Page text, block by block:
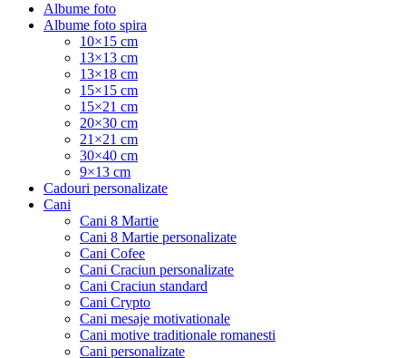
Albume foto
Albume foto spira
10×15 cm
13×13 cm
13×18 cm
15×15 cm
15×21 cm
20×30 cm
21×21 cm
30×40 cm
9×13 cm
Cadouri personalizate
Cani
Cani 8 Martie
Cani 8 Martie personalizate
Cani Cofee
Cani Craciun personalizate
Cani Craciun standard
Cani Crypto
Cani mesaje motivationale
Cani motive traditionale romanesti
Cani personalizate